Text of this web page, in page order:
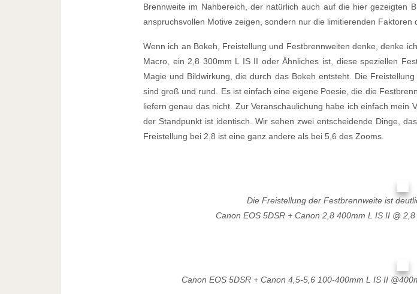
Brennweite im Nahbereich, der natürlich auch auf die hier gezeigten
anspruchsvollen Motive zeigen, sondern nur die limitierenden Faktoren
Wenn ich an Bokeh, Freistellung und Festbrennweiten denke, denke
Macro, ein 2,8 300mm L IS II oder Ähnliches ist, diese speziellen
Magie und Bildwirkung, die durch das Bokeh entsteht. Die
sind groß und rund. Es ist einfach eine eigene Poesie, die die
liefern genau das nicht. Zur Veranschaulichung habe ich einfach mein
der Standpunkt ist identisch. Wir sehen zwei entscheidende Dinge,
Freistellung bei 2,8 ist eine ganz andere als bei 5,6 des Zooms.
Die Freistellung der Festbrennweite ist
Canon EOS 5DSR + Canon 2,8 400mm L IS II @ 2,8
Canon EOS 5DSR + Canon 4,5-5,6 100-400mm L IS II